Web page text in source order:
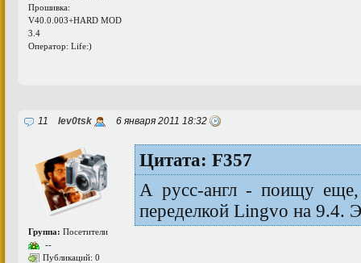
Прошивка:
V40.0.003+HARD MOD
3.4
Оператор: Life:)
11 lev0tsk 6 января 2011 18:32
Группа: Посетители
--
Публикаций: 0
Цитата: F357
А русс-англ - поищу еще,
переделкой Lingvo на 9.4.